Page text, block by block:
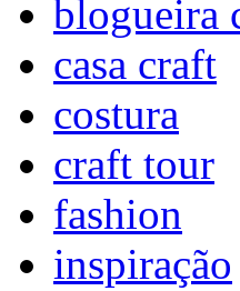
blogueira
casa craft
costura
craft tour
fashion
inspiração